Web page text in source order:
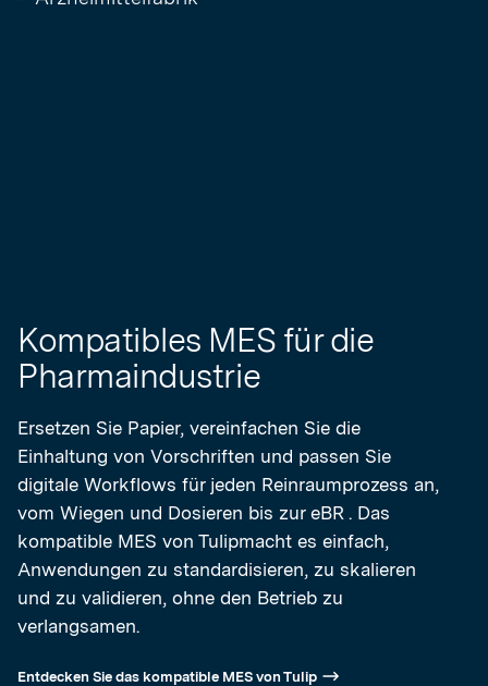
Kompatibles MES für die
Pharmaindustrie
Ersetzen Sie Papier, vereinfachen Sie die
Einhaltung von Vorschriften und passen Sie
digitale Workflows für jeden Reinraumprozess an,
vom Wiegen und Dosieren bis zur eBR . Das
kompatible MES von Tulipmacht es einfach,
Anwendungen zu standardisieren, zu skalieren
und zu validieren, ohne den Betrieb zu
verlangsamen.
Entdecken Sie das kompatible MES von Tulip